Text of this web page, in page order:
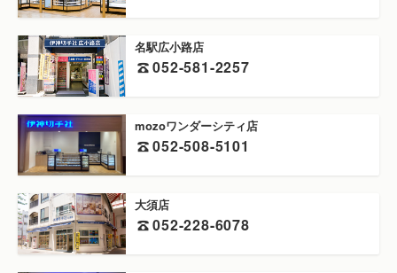
名駅広小路店
052-581-2257
mozoワンダーシティ店
052-508-5101
大須店
052-228-6078